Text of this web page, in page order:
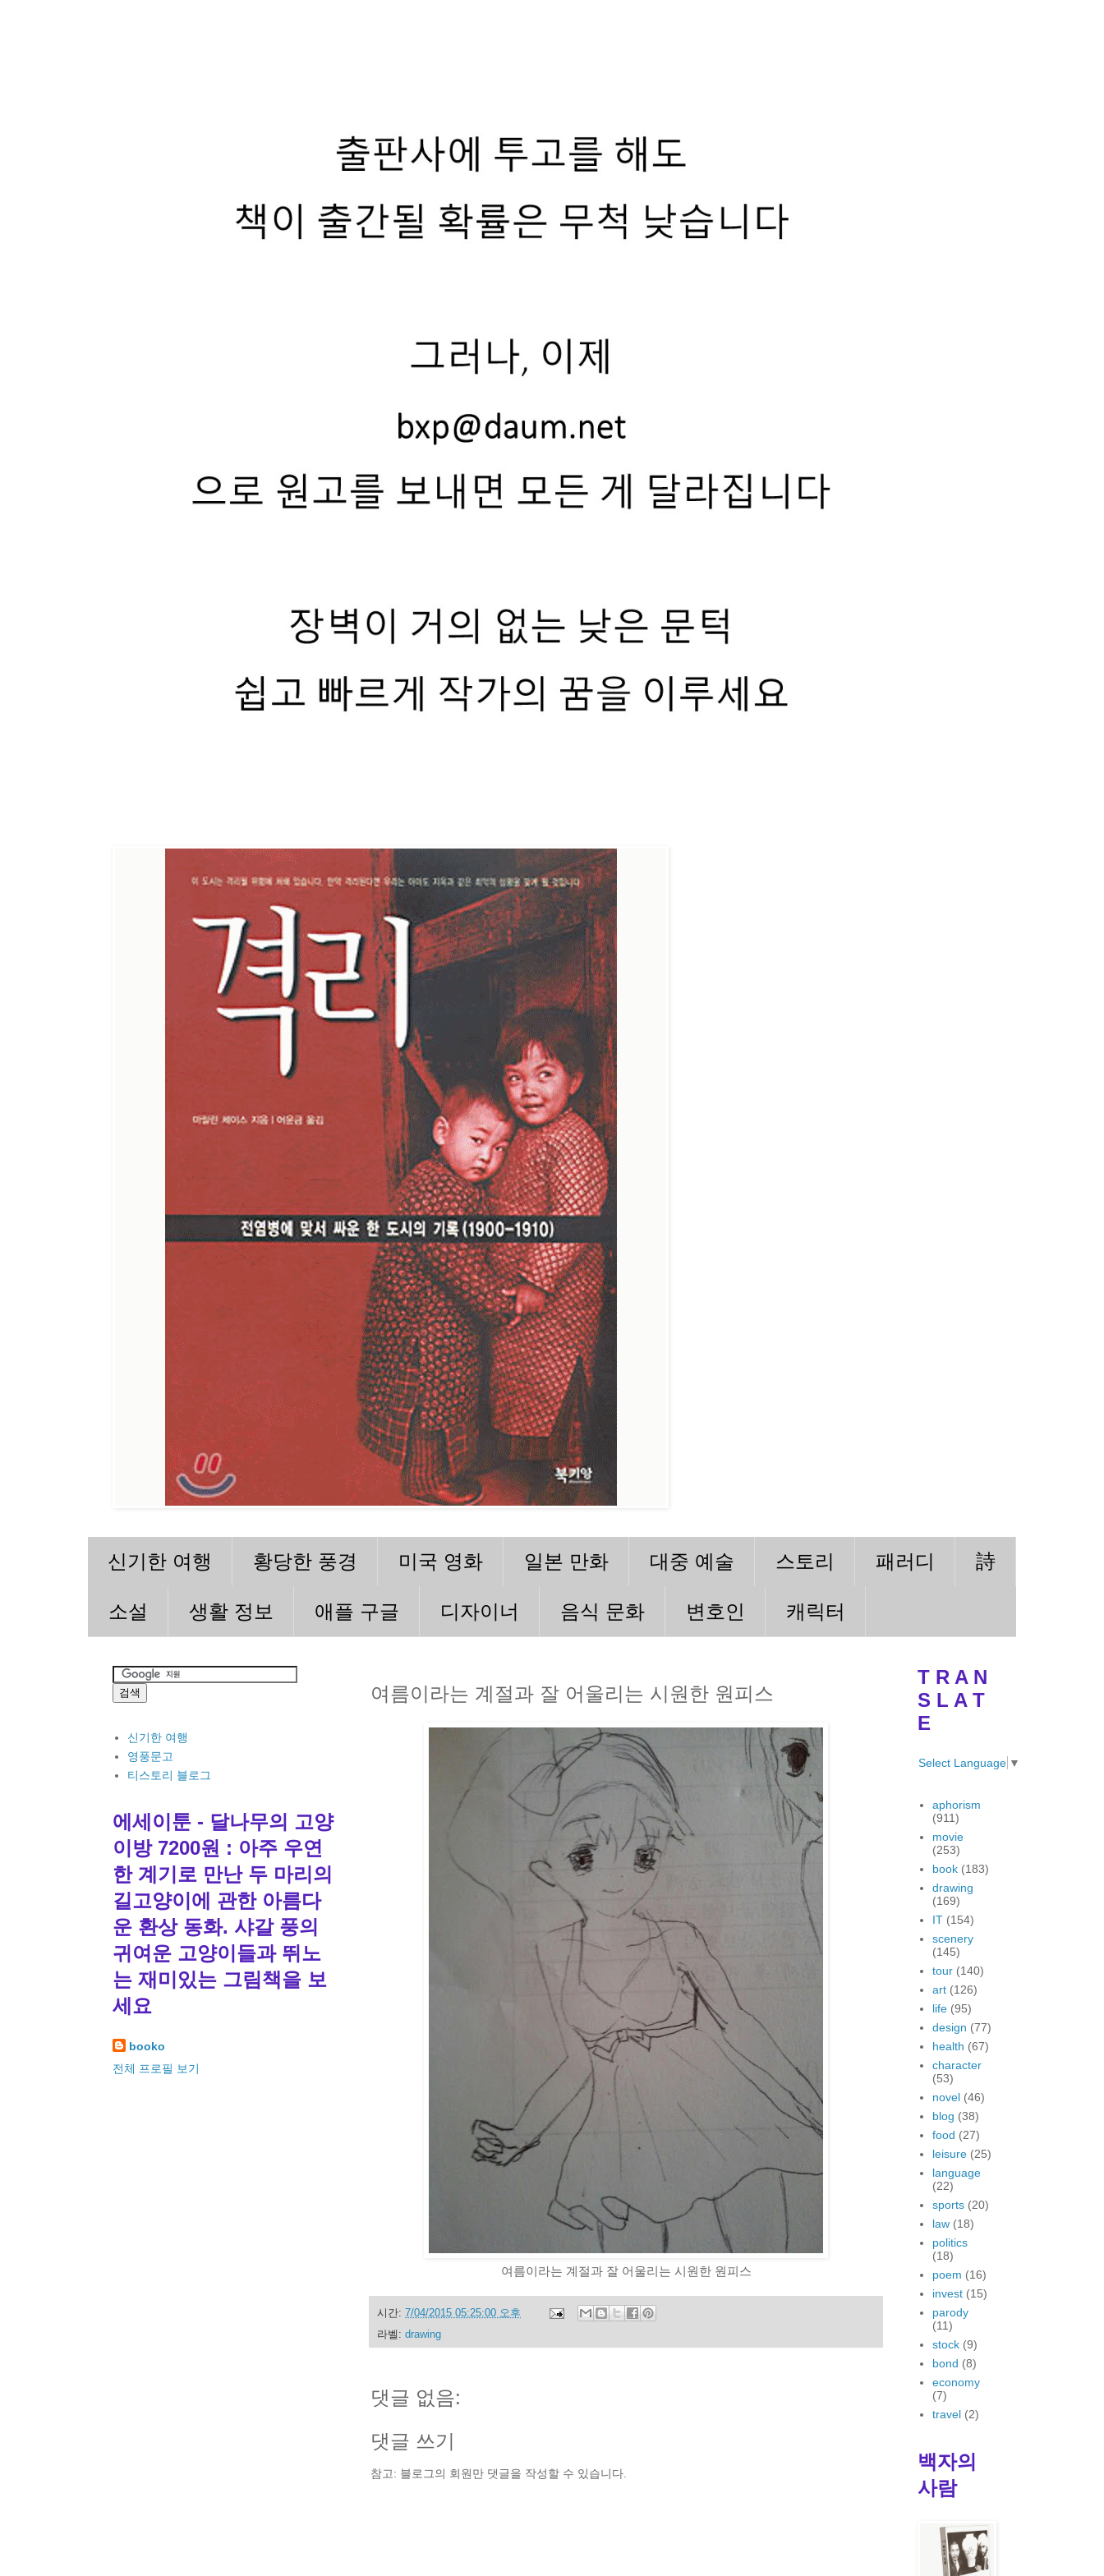
신기한 여행 황당한 풍경 미국 영화 일본 만화 대중 예술 스토리 패러디 詩
소설 생활 정보 애플 구글 디자이너 음식 문화 변호인 캐릭터
여름이라는 계절과 잘 어울리는 시원한 원피스
여름이라는 계절과 잘 어울리는 시원한 원피스
시간: 7/04/2015 05:25:00 오후
라벨: drawing
댓글 없음:
댓글 쓰기
참고: 블로그의 회원만 댓글을 작성할 수 있습니다.
신기한 여행
영풍문고
티스토리 블로그
에세이툰 - 달나무의 고양
이방 7200원 : 아주 우연
한 계기로 만난 두 마리의
길고양이에 관한 아름다
운 환상 동화. 샤갈 풍의
귀여운 고양이들과 뛰노
는 재미있는 그림책을 보
세요
booko
전체 프로필 보기
T R A N
S L A T
E
Select Language ▼
aphorism
(911)
movie
(253)
book (183)
drawing
(169)
IT (154)
scenery
(145)
tour (140)
art (126)
life (95)
design (77)
health (67)
character
(53)
novel (46)
blog (38)
food (27)
leisure (25)
language
(22)
sports (20)
law (18)
politics
(18)
poem (16)
invest (15)
parody
(11)
stock (9)
bond (8)
economy
(7)
travel (2)
백자의
사람